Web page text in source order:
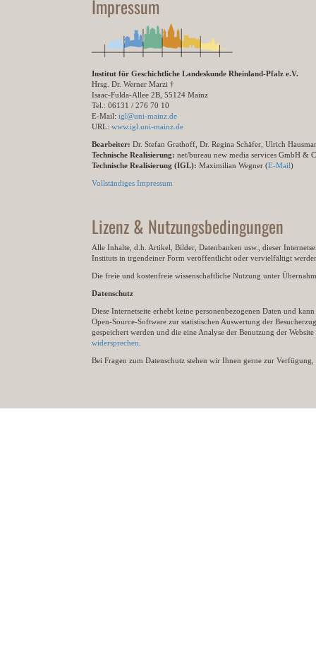
Impressum
Institut für Geschichtliche Landeskunde Rheinland-Pfalz e.V.
Hrsg. Dr. Werner Marzi †
Isaac-Fulda-Allee 2B, 55124 Mainz
Tel.: 06131 / 276 70 10
E-Mail: igl@uni-mainz.de
URL: www.igl.uni-mainz.de
Bearbeiter: Dr. Stefan Grathoff, Dr. Regina Schäfer, Ulrich
Technische Realisierung: net/bureau new media services GmbH &
Technische Realisierung (IGL): Maximilian Wegner (E-Mail)
Vollständiges Impressum
Lizenz & Nutzungsbedingungen
Alle Inhalte, d.h. Artikel, Bilder, Datenbanken usw., dieser
Instituts in irgendeiner Form veröffentlicht oder vervielfältigt
Die freie und kostenfreie wissenschaftliche Nutzung unter
Datenschutz
Diese Internetseite erhebt keine personenbezogenen Daten und
Open-Source-Software zur statistischen Auswertung der
gespeichert werden und die eine Analyse der Benutzung der
widersprechen
Bei Fragen zum Datenschutz stehen wir Ihnen gerne zur